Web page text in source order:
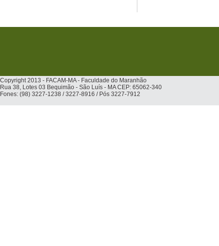
Copyright 2013 - FACAM-MA - Faculdade do Maranhão
Rua 38, Lotes 03 Bequimão - São Luís - MA CEP: 65062-340
Fones: (98) 3227-1238 / 3227-8916 / Pós 3227-7912